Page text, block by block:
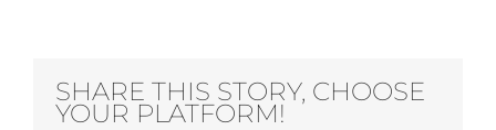
SHARE THIS STORY, CHOOSE
YOUR PLATFORM!